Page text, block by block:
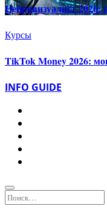
Нейровизуалист 2026:
Курсы
TikTok Money 2026:
INFO GUIDE
Найти: